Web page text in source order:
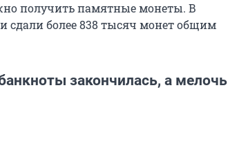
получить памятные монеты. В
более 838 тысяч монет общим
закончилась, а мелочь